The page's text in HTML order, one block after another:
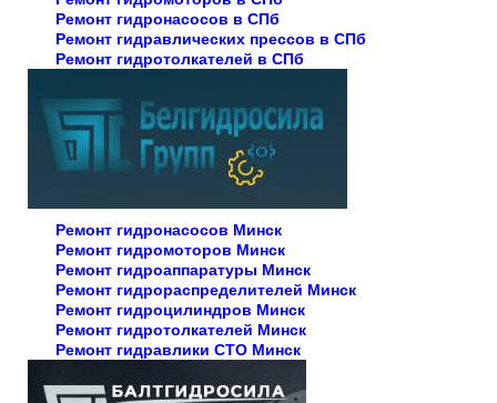
Ремонт гидронасосов в СПб
Ремонт гидравлических прессов в СПб
Ремонт гидротолкателей в СПб
Ремонт гидронасосов Минск
Ремонт гидромоторов Минск
Ремонт гидроаппаратуры Минск
Ремонт гидрораспределителей Минск
Ремонт гидроцилиндров Минск
Ремонт гидротолкателей Минск
Ремонт гидравлики СТО Минск